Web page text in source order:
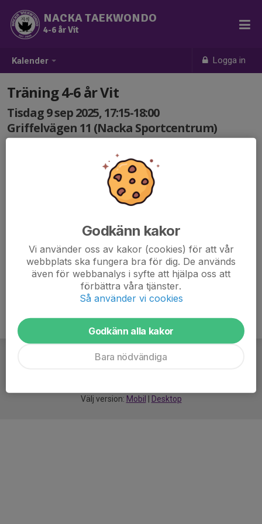
Kalender Logga in
NACKA TAEKWONDO
4-6 år Vit
Träning 4-6 år Vit
Tisdag 9 sep 2025, 17:15-18:00
Griffelvägen 11 (Nacka Sportcentrum)
Välj version: Mobil Desktop
Godkänn kakor
Vi använder oss av kakor (cookies) för att vår
webbplats ska fungera bra för dig. De används
även för webbanalys i syfte att hjälpa oss att
förbättra våra tjänster.
Så använder vi cookies
Godkänn alla kakor
Bara nödvändiga